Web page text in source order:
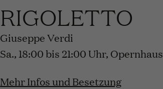
RIGOLETTO
Giuseppe Verdi
Sa., 18:00 bis 21:00 Uhr, Opernhaus
Mehr Infos und Besetzung